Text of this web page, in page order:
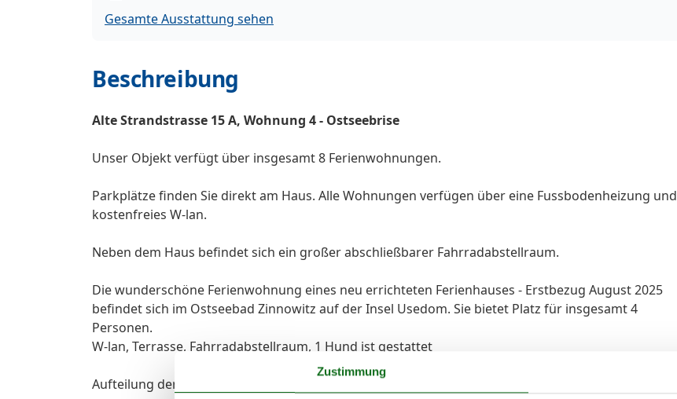
Gesamte Ausstattung sehen
Beschreibung
Alte Strandstrasse 15 A, Wohnung 4 - Ostseebrise
Unser Objekt verfügt über insgesamt 8 Ferienwohnungen.
Parkplätze finden Sie direkt am Haus. Alle Wohnungen verfügen über eine Fussbodenheizung und
kostenfreies W-lan.
Neben dem Haus befindet sich ein großer abschließbarer Fahrradabstellraum.
Die wunderschöne Ferienwohnung eines neu errichteten Ferienhauses - Erstbezug August 2025
befindet sich im Ostseebad Zinnowitz auf der Insel Usedom. Sie bietet Platz für insgesamt 4
Personen.
W-lan, Terrasse, Fahrradabstellraum, 1 Hund ist gestattet
Aufteilung der Räumlichkeiten:
Zustimmung